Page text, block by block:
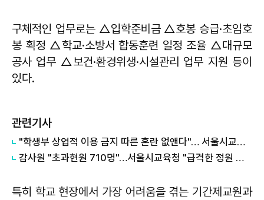
구체적인 업무로는 △입학준비금 △호봉 승급·초임호
봉 획정 △학교·소방서 합동훈련 일정 조율 △대규모
공사 업무 △보건·환경위생·시설관리 업무 지원 등이
있다.
관련기사
"학생부 상업적 이용 금지 따른 혼란 없앤다"… 서울시교육청, 공교육 수시 지원 강화
감사원 "초과현원 710명"…서울시교육청 "급격한 정원 감축 때문…과원 줄이고 있어" 해명
특히 학교 현장에서 가장 어려움을 겪는 기간제교원과